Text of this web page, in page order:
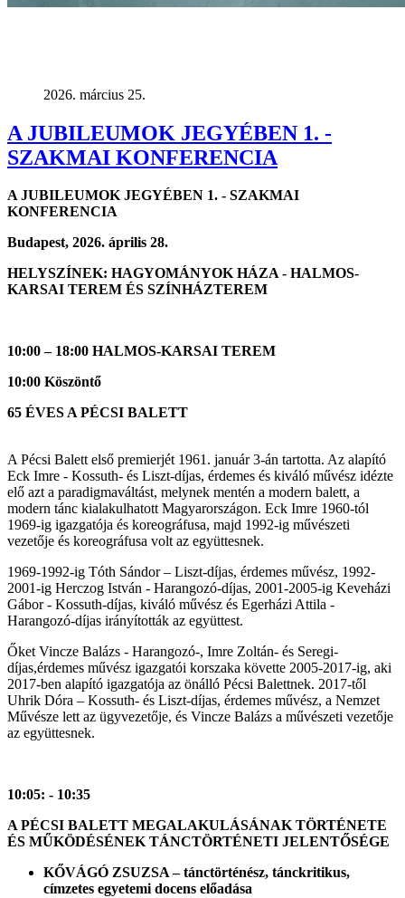
2026. március 25.
A JUBILEUMOK JEGYÉBEN 1. -
SZAKMAI KONFERENCIA
A JUBILEUMOK JEGYÉBEN 1. - SZAKMAI
KONFERENCIA
Budapest, 2026. április 28.
HELYSZÍNEK: HAGYOMÁNYOK HÁZA - HALMOS-
KARSAI TEREM ÉS SZÍNHÁZTEREM
10:00 – 18:00 HALMOS-KARSAI TEREM
10:00 Köszöntő
65 ÉVES A PÉCSI BALETT
A Pécsi Balett első premierjét 1961. január 3-án tartotta. Az alapító
Eck Imre - Kossuth- és Liszt-díjas, érdemes és kiváló művész idézte
elő azt a paradigmaváltást, melynek mentén a modern balett, a
modern tánc kialakulhatott Magyarországon. Eck Imre 1960-tól
1969-ig igazgatója és koreográfusa, majd 1992-ig művészeti
vezetője és koreográfusa volt az együttesnek.
1969-1992-ig Tóth Sándor – Liszt-díjas, érdemes művész, 1992-
2001-ig Herczog István - Harangozó-díjas, 2001-2005-ig Keveházi
Gábor - Kossuth-díjas, kiváló művész és Egerházi Attila -
Harangozó-díjas irányították az együttest.
Őket Vincze Balázs - Harangozó-, Imre Zoltán- és Seregi-
díjas,érdemes művész igazgatói korszaka követte 2005-2017-ig, aki
2017-ben alapító igazgatója az önálló Pécsi Balettnek. 2017-től
Uhrik Dóra – Kossuth- és Liszt-díjas, érdemes művész, a Nemzet
Művésze lett az ügyvezetője, és Vincze Balázs a művészeti vezetője
az együttesnek.
10:05: - 10:35
A PÉCSI BALETT MEGALAKULÁSÁNAK TÖRTÉNETE
ÉS MŰKÖDÉSÉNEK TÁNCTÖRTÉNETI JELENTŐSÉGE
KŐVÁGÓ ZSUZSA – tánctörténész, tánckritikus,
címzetes egyetemi docens előadása